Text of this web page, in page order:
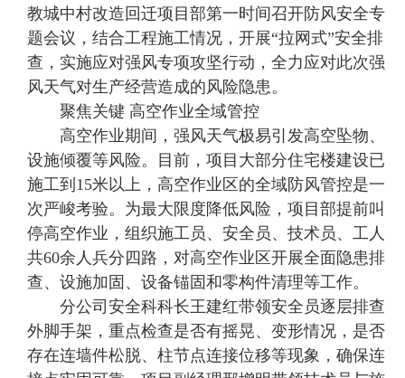
教城中村改造回迁项目部第一时间召开防风安全专
题会议，结合工程施工情况，开展“拉网式”安全排
查，实施应对强风专项攻坚行动，全力应对此次强
风天气对生产经营造成的风险隐患。
聚焦关键 高空作业全域管控
高空作业期间，强风天气极易引发高空坠物、
设施倾覆等风险。目前，项目大部分住宅楼建设已
施工到15米以上，高空作业区的全域防风管控是一
次严峻考验。为最大限度降低风险，项目部提前叫
停高空作业，组织施工员、安全员、技术员、工人
共60余人兵分四路，对高空作业区开展全面隐患排
查、设施加固、设备锚固和零构件清理等工作。
分公司安全科科长王建红带领安全员逐层排查
外脚手架，重点检查是否有摇晃、变形情况，是否
存在连墙件松脱、柱节点连接位移等现象，确保连